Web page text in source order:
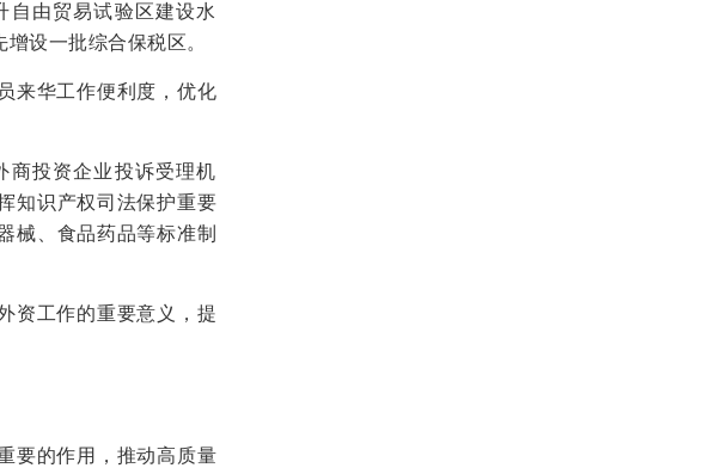
自由贸易试验区建设水
设一批综合保税区。
来华工作便利度，优化
商投资企业投诉受理机
知识产权司法保护重要
械、食品药品等标准制
资工作的重要意义，提
要的作用，推动高质量